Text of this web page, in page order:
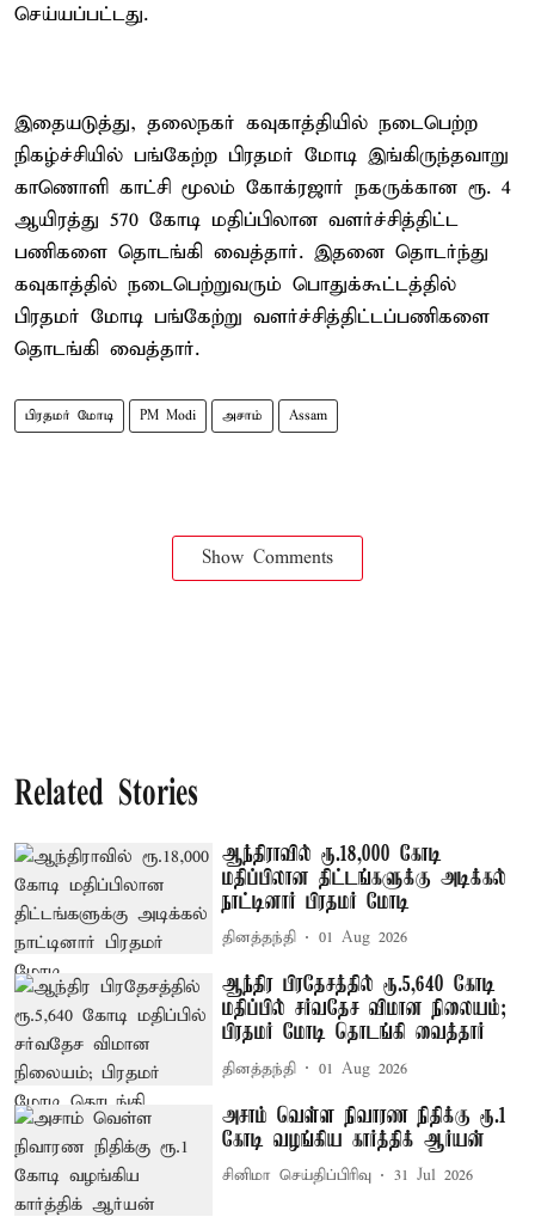
செய்யப்பட்டது.
இதையடுத்து, தலைநகர் கவுகாத்தியில் நடைபெற்ற
நிகழ்ச்சியில் பங்கேற்ற பிரதமர் மோடி இங்கிருந்தவாறு
காணொளி காட்சி மூலம் கோக்ரஜார் நகருக்கான ரூ. 4
ஆயிரத்து 570 கோடி மதிப்பிலான வளர்ச்சித்திட்ட
பணிகளை தொடங்கி வைத்தார். இதனை தொடர்ந்து
கவுகாத்தில் நடைபெற்றுவரும் பொதுக்கூட்டத்தில்
பிரதமர் மோடி பங்கேற்று வளர்ச்சித்திட்டப்பணிகளை
தொடங்கி வைத்தார்.
பிரதமர் மோடி PM Modi அசாம் Assam
Show Comments
Related Stories
ஆந்திராவில் ரூ.18,000 கோடி
மதிப்பிலான திட்டங்களுக்கு அடிக்கல்
நாட்டினார் பிரதமர் மோடி
தினத்தந்தி 01 Aug 2026
ஆந்திர பிரதேசத்தில் ரூ.5,640 கோடி
மதிப்பில் சர்வதேச விமான நிலையம்;
பிரதமர் மோடி தொடங்கி வைத்தார்
தினத்தந்தி 01 Aug 2026
அசாம் வெள்ள நிவாரண நிதிக்கு ரூ.1
கோடி வழங்கிய கார்த்திக் ஆர்யன்
சினிமா செய்திப்பிரிவு 31 Jul 2026